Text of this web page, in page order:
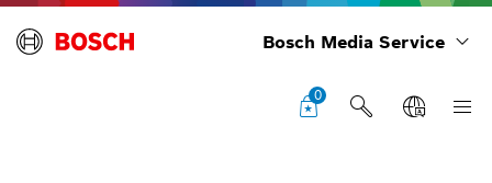
Bosch Media Service
0